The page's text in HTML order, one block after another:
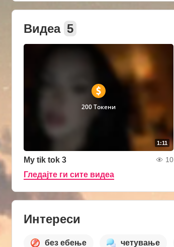
Видеа 5
1:11
200 Токени
My tik tok 3 10
Гледајте ги сите видеа
Интереси
без ебење четување